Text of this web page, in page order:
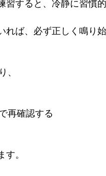
すると、冷静に習慣
ば、必ず正しく鳴り始
、
再確認する
。